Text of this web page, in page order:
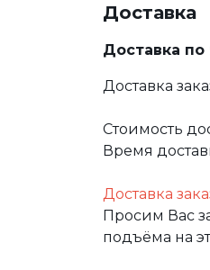
Доставка
Доставка
Доставка
Стоимость
Время
Доставка
Просим Вас
подъёма на